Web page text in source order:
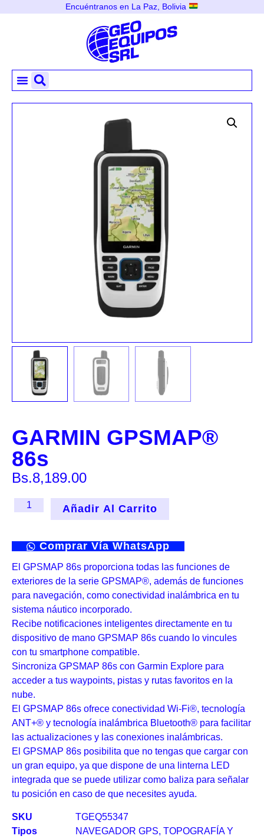
Encuéntranos en La Paz, Bolivia
GARMIN GPSMAP®
86s
Bs.8,189.00
Añadir Al Carrito
Comprar Vía WhatsApp
El GPSMAP 86s proporciona todas las funciones de
exteriores de la serie GPSMAP®, además de funciones
para navegación, como conectividad inalámbrica en tu
sistema náutico incorporado.
Recibe notificaciones inteligentes directamente en tu
dispositivo de mano GPSMAP 86s cuando lo vincules
con tu smartphone compatible.
Sincroniza GPSMAP 86s con Garmin Explore para
acceder a tus waypoints, pistas y rutas favoritos en la
nube.
El GPSMAP 86s ofrece conectividad Wi-Fi®, tecnología
ANT+® y tecnología inalámbrica Bluetooth® para facilitar
las actualizaciones y las conexiones inalámbricas.
El GPSMAP 86s posibilita que no tengas que cargar con
un gran equipo, ya que dispone de una linterna LED
integrada que se puede utilizar como baliza para señalar
tu posición en caso de que necesites ayuda.
SKU
TGEQ55347
Tipos
NAVEGADOR GPS, TOPOGRAFÍA Y